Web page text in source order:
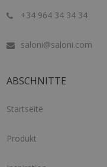
+34 964 34 34 34
saloni@saloni.com
ABSCHNITTE
Startseite
Produkt